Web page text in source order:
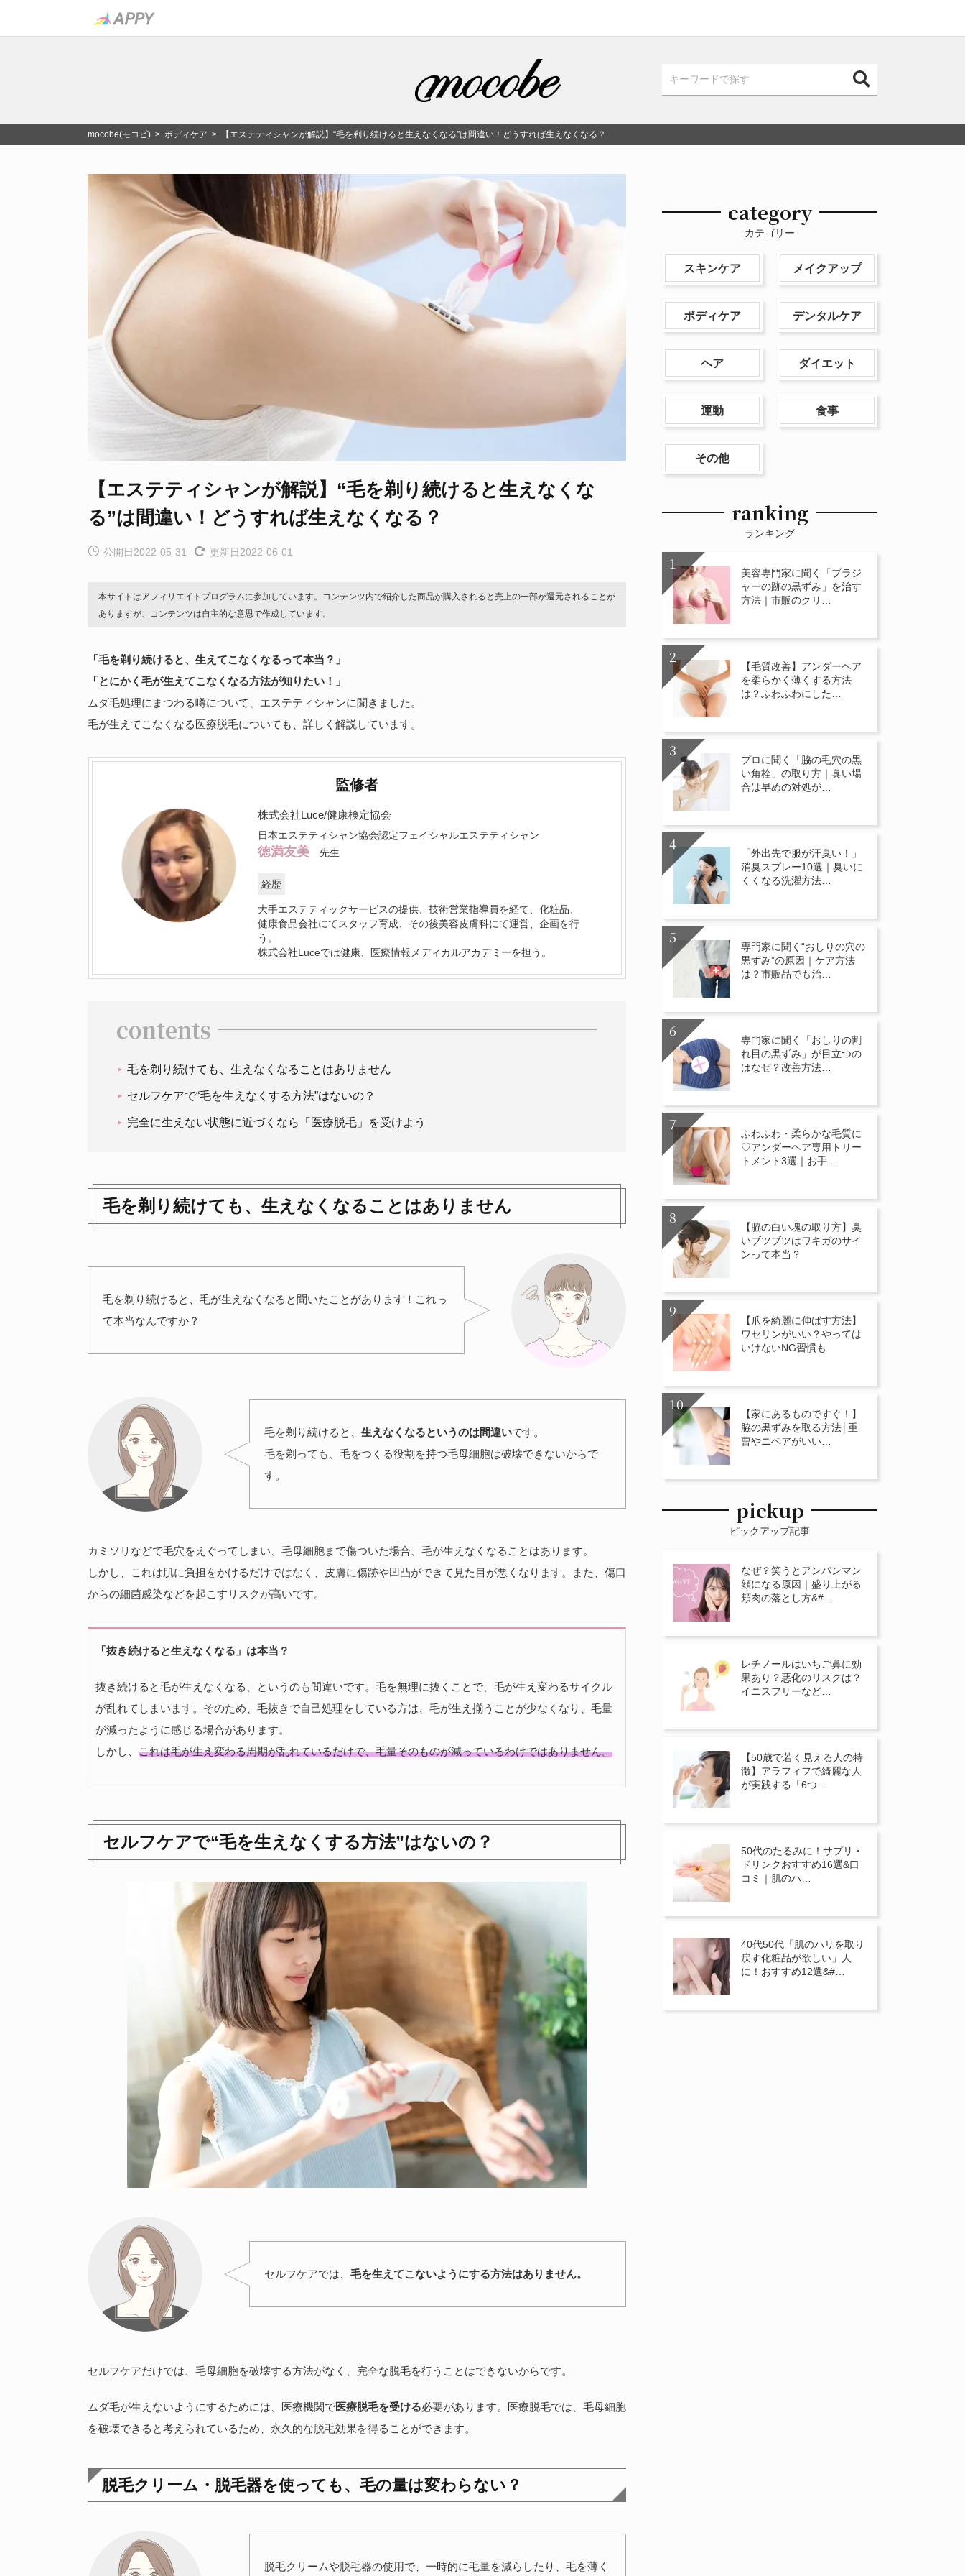
mocobe(モコビ) > ボディケア > 【エステティシャンが解説】“毛を剃り続けると生えなくなる”は間違い！どうすれば生えなくなる？
【エステティシャンが解説】“毛を剃り続けると生えなくな
る”は間違い！どうすれば生えなくなる？
公開日2022-05-31 更新日2022-06-01
本サイトはアフィリエイトプログラムに参加しています。コンテンツ内で紹介した商品が購入されると売上の一部が還元されることが
ありますが、コンテンツは自主的な意思で作成しています。
「毛を剃り続けると、生えてこなくなるって本当？」
「とにかく毛が生えてこなくなる方法が知りたい！」
ムダ毛処理にまつわる噂について、エステティシャンに聞きました。
毛が生えてこなくなる医療脱毛についても、詳しく解説しています。
監修者
株式会社Luce/健康検定協会
日本エステティシャン協会認定フェイシャルエステティシャン
徳満友美 先生
経歴
大手エステティックサービスの提供、技術営業指導員を経て、化粧品、
健康食品会社にてスタッフ育成、その後美容皮膚科にて運営、企画を行
う。
株式会社Luceでは健康、医療情報メディカルアカデミーを担う。
contents
毛を剃り続けても、生えなくなることはありません
セルフケアで“毛を生えなくする方法”はないの？
完全に生えない状態に近づくなら「医療脱毛」を受けよう
毛を剃り続けても、生えなくなることはありません
毛を剃り続けると、毛が生えなくなると聞いたことがあります！これっ
て本当なんですか？
毛を剃り続けると、 生えなくなるというのは間違いです。
毛を剃っても、毛をつくる役割を持つ毛母細胞は破壊できないからで
す。
カミソリなどで毛穴をえぐってしまい、毛母細胞まで傷ついた場合、毛が生えなくなることはあります。
しかし、これは肌に負担をかけるだけではなく、皮膚に傷跡や凹凸ができて見た目が悪くなります。また、傷口
からの細菌感染などを起こすリスクが高いです。
「抜き続けると生えなくなる」は本当？
抜き続けると毛が生えなくなる、というのも間違いです。毛を無理に抜くことで、毛が生え変わるサイクル
が乱れてしまいます。そのため、毛抜きで自己処理をしている方は、毛が生え揃うことが少なくなり、毛量
が減ったように感じる場合があります。
しかし、 これは毛が生え変わる周期が乱れているだけで、毛量そのものが減っているわけではありません。
セルフケアで“毛を生えなくする方法”はないの？
セルフケアでは、 毛を生えてこないようにする方法はありません。
セルフケアだけでは、毛母細胞を破壊する方法がなく、完全な脱毛を行うことはできないからです。
ムダ毛が生えないようにするためには、医療機関で医療脱毛を受ける必要があります。医療脱毛では、毛母細胞
を破壊できると考えられているため、永久的な脱毛効果を得ることができます。
脱毛クリーム・脱毛器を使っても、毛の量は変わらない？
脱毛クリームや脱毛器の使用で、一時的に毛量を減らしたり、毛を薄く
category
カテゴリー
スキンケア メイクアップ
ボディケア デンタルケア
ヘア ダイエット
運動 食事
その他
ranking
ランキング
美容専門家に聞く「ブラジ
ャーの跡の黒ずみ」を治す
方法｜市販のクリ…
【毛質改善】アンダーヘア
を柔らかく薄くする方法
は？ふわふわにした…
プロに聞く「脇の毛穴の黒
い角栓」の取り方｜臭い場
合は早めの対処が…
「外出先で服が汗臭い！」
消臭スプレー10選｜臭いに
くくなる洗濯方法…
専門家に聞く“おしりの穴の
黒ずみ”の原因｜ケア方法
は？市販品でも治…
専門家に聞く「おしりの割
れ目の黒ずみ」が目立つの
はなぜ？改善方法…
ふわふわ・柔らかな毛質に
♡アンダーヘア専用トリー
トメント3選｜お手…
【脇の白い塊の取り方】臭
いブツブツはワキガのサイ
ンって本当？
【爪を綺麗に伸ばす方法】
ワセリンがいい？やっては
いけないNG習慣も
【家にあるものですぐ！】
脇の黒ずみを取る方法│重
曹やニベアがいい…
pickup
ピックアップ記事
なぜ？笑うとアンパンマン
顔になる原因｜盛り上がる
頬肉の落とし方&#…
レチノールはいちご鼻に効
果あり？悪化のリスクは？
イニスフリーなど…
【50歳で若く見える人の特
徴】アラフィフで綺麗な人
が実践する「6つ…
50代のたるみに！サプリ・
ドリンクおすすめ16選&口
コミ｜肌のハ…
40代50代「肌のハリを取り
戻す化粧品が欲しい」人
に！おすすめ12選&#…